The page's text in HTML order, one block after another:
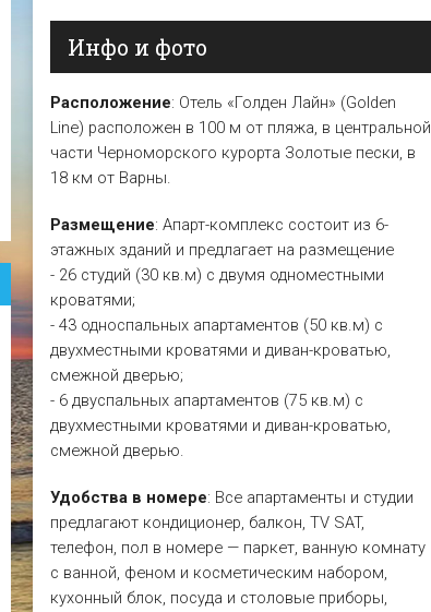
Отели в Варне
Инфо и фото
Расположение: Отель «Голден Лайн» (Golden
Line) расположен в 100 м от пляжа, в центральной
части Черноморского курорта Золотые пески, в
18 км от Варны.
Размещение: Апарт-комплекс состоит из 6-
этажных зданий и предлагает на размещение
- 26 студий (30 кв.м) с двумя одноместными
кроватями;
- 43 односпальных апартаментов (50 кв.м) с
двухместными кроватями и диван-кроватью,
смежной дверью;
- 6 двуспальных апартаментов (75 кв.м) с
двухместными кроватями и диван-кроватью,
смежной дверью.
Удобства в номере: Все апартаменты и студии
предлагают кондиционер, балкон, TV SAT,
телефон, пол в номере — паркет, ванную комнату
с ванной, феном и косметическим набором,
кухонный блок, посуда и столовые приборы,